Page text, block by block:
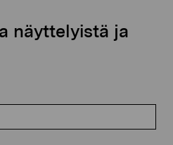
näyttelyistä ja